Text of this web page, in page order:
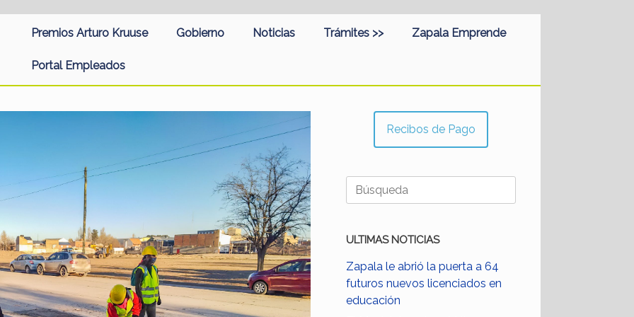
Premios Arturo Kruuse Gobierno Noticias Trámites >> Zapala Emprende
Portal Empleados
Recibos de Pago
Buscar:
ULTIMAS NOTICIAS
Zapala le abrió la puerta a 64
futuros nuevos licenciados en
educación